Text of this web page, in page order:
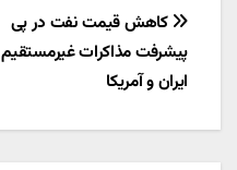
راهبری
نوشته
کاهش قیمت نفت در پی
پیشرفت مذاکرات غیرمستقیم
ایران و آمریکا